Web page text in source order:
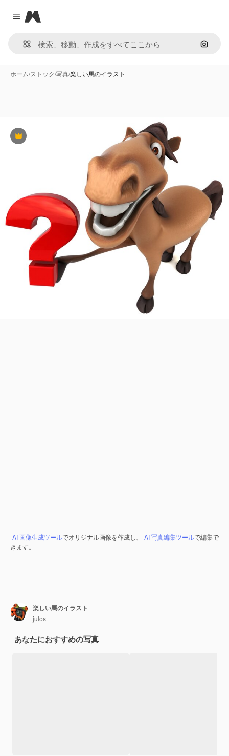
Close menu
Magnific
画像で
ホーム/ストック/写真/楽しい馬のイラスト
Premium
AI 画像生成ツールでオリジナル画像を作成し、 AI 写真編集ツールで編集で
きます。
楽しい馬のイラスト
julos
あなたにおすすめの写真